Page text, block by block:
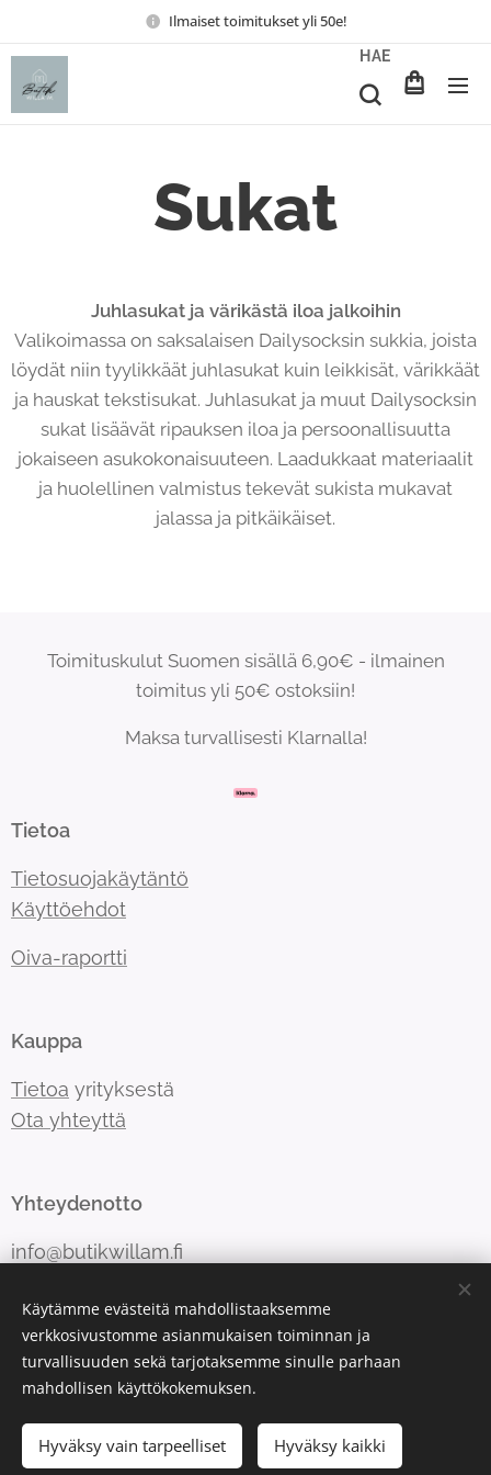
Ilmaiset toimitukset yli 50e!
HAE
Sukat
Juhlasukat ja värikästä iloa jalkoihin
Valikoimassa on saksalaisen Dailysocksin sukkia, joista
löydät niin tyylikkäät juhlasukat kuin leikkisät, värikkäät
ja hauskat tekstisukat. Juhlasukat ja muut Dailysocksin
sukat lisäävät ripauksen iloa ja persoonallisuutta
jokaiseen asukokonaisuuteen. Laadukkaat materiaalit
ja huolellinen valmistus tekevät sukista mukavat
jalassa ja pitkäikäiset.
Toimituskulut Suomen sisällä 6,90€ - ilmainen
toimitus yli 50€ ostoksiin!
Maksa turvallisesti Klarnalla!
Tietoa
Tietosuojakäytäntö
Käyttöehdot
Oiva-raportti
Kauppa
Tietoa yrityksestä
Ota yhteyttä
Yhteydenotto
info@butikwillam.fi
Luotu Webnodella
Kielet
Svenska
Käytämme evästeitä mahdollistaaksemme
verkkosivustomme asianmukaisen toiminnan ja
turvallisuuden sekä tarjotaksemme sinulle parhaan
mahdollisen käyttökokemuksen.
Hyväksy vain tarpeelliset Hyväksy kaikki